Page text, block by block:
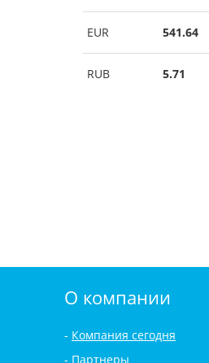
EUR 541.64
RUB 5.71
О компании
Компания сегодня
Партнеры